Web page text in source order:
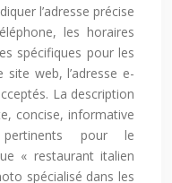
l’adresse précise
les horaires
spécifiques pour les
web, l’adresse e-
La description
concise, informative
pour le
« restaurant italien
spécialisé dans les